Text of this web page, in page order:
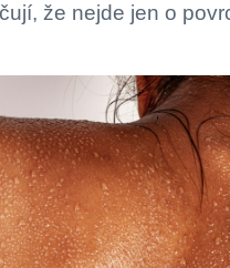
že nejde jen o